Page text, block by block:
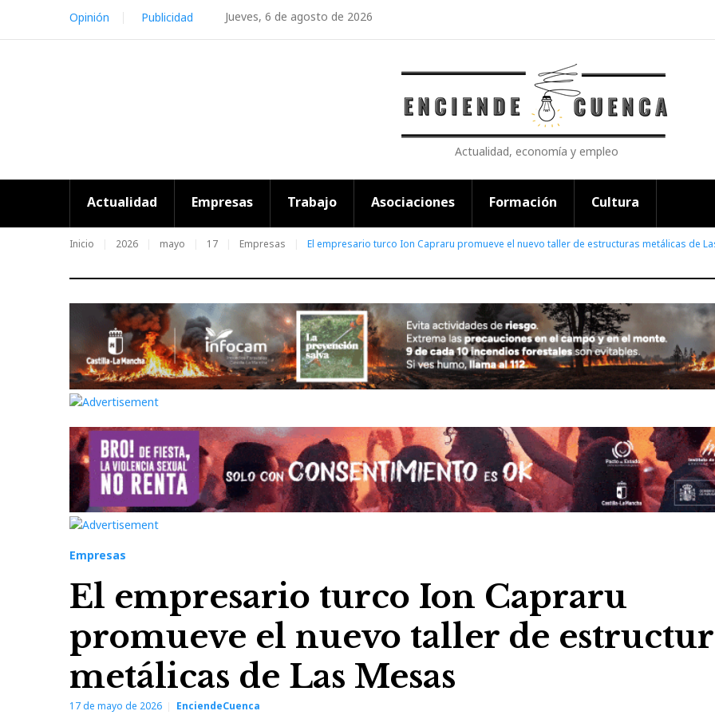
content
Jueves, 6 de agosto de 2026
Opinión Publicidad
Actualidad, economía y empleo
Actualidad Empresas Trabajo Asociaciones Formación Cultura
Inicio 2026 mayo 17 Empresas El empresario turco Ion Capraru promueve el nuevo taller de estructuras metálicas de
Empresas
El empresario turco Ion Capraru
promueve el nuevo taller de
metálicas de Las Mesas
17 de mayo de 2026 EnciendeCuenca